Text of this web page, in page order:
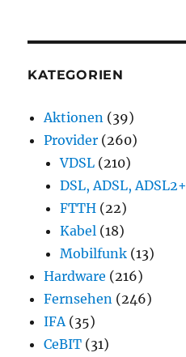
KATEGORIEN
Aktionen (39)
Provider (260)
VDSL (210)
DSL, ADSL, ADSL2+
FTTH (22)
Kabel (18)
Mobilfunk (13)
Hardware (216)
Fernsehen (246)
IFA (35)
CeBIT (31)